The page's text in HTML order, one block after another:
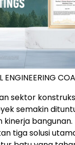
ENGINEERING
sektor
semakin
kinerja
tiga solusi